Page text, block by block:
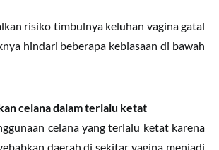
risiko timbulnya keluhan vagina gatal
hindari beberapa kebiasaan di bawah
celana dalam terlalu ketat
celana yang terlalu ketat karena
daerah di sekitar vagina menjadi